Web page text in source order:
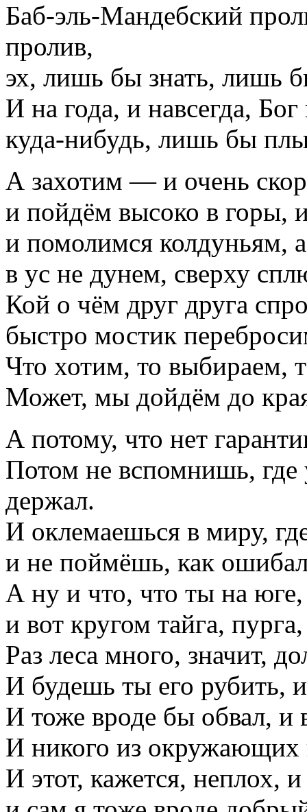
Баб-эль-Мандебский
пролив,
эх, лишь бы знать, лишь
И на года, и навсегда,
куда-нибудь, лишь бы
А захотим — и очень
и пойдём высоко в горы,
и помолимся колдуньям,
в ус не дунем, сверху
Кой о чём друг друга
быстро мостик
Что хотим, то выбираем,
Может, мы дойдём до
А потому, что нет
Потом не вспомнишь, где
держал.
И оклемаешься в миру,
и не поймёшь, как
А ну и что, что ты на
и вот кругом тайга,
Раз леса много, значит,
И будешь ты его рубить,
И тоже вроде бы обвал,
И никого из окружающих
И этот, кажется, неплох,